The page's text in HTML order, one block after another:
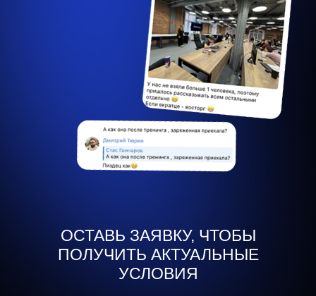
ОСТАВЬ ЗАЯВКУ, ЧТОБЫ
ПОЛУЧИТЬ АКТУАЛЬНЫЕ
УСЛОВИЯ